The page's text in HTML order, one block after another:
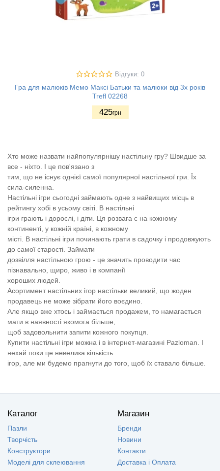
Відгуки: 0
Гра для малюків Мемо Максі Батьки та малюки від 3х років
Trefl 02268
425грн
Хто може назвати найпопулярнішу настільну гру? Швидше за
все - ніхто. І це пов'язано з
тим, що не існує однієї самої популярної настільної гри. Їх
сила-силенна.
Настільні ігри сьогодні займають одне з найвищих місць в
рейтингу хобі в усьому світі. В настільні
ігри грають і дорослі, і діти. Ця розвага є на кожному
континенті, у кожній країні, в кожному
місті. В настільні ігри починають грати в садочку і продовжують
до самої старості. Займати
дозвілля настільною грою - це значить проводити час
пізнавально, щиро, живо і в компанії
хороших людей.
Асортимент настільних ігор настільки великий, що жоден
продавець не може зібрати його воєдино.
Але якщо вже хтось і займається продажем, то намагається
мати в наявності якомога більше,
щоб задовольнити запити кожного покупця.
Купити настільні ігри можна і в інтернет-магазині Pazloman. І
нехай поки це невелика кількість
ігор, але ми будемо прагнути до того, щоб їх ставало більше.
Каталог
Пазли
Творчість
Конструктори
Моделі для склеювання
Магазин
Бренди
Новини
Контакти
Доставка і Оплата